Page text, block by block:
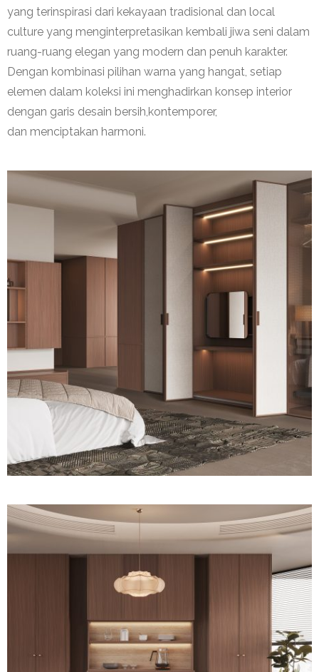
yang terinspirasi dari kekayaan tradisional dan local
culture yang menginterpretasikan kembali jiwa seni dalam
ruang-ruang elegan yang modern dan penuh karakter.
Dengan kombinasi pilihan warna yang hangat, setiap
elemen dalam koleksi ini menghadirkan konsep interior
dengan garis desain bersih,kontemporer,
dan menciptakan harmoni.